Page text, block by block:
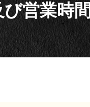
営業時